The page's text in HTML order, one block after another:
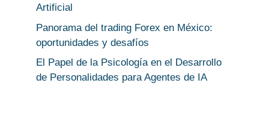
Artificial
Panorama del trading Forex en México:
oportunidades y desafíos
El Papel de la Psicología en el Desarrollo
de Personalidades para Agentes de IA